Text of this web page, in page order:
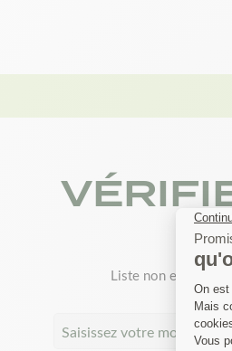
Liste non
Saisissez votre modèle…